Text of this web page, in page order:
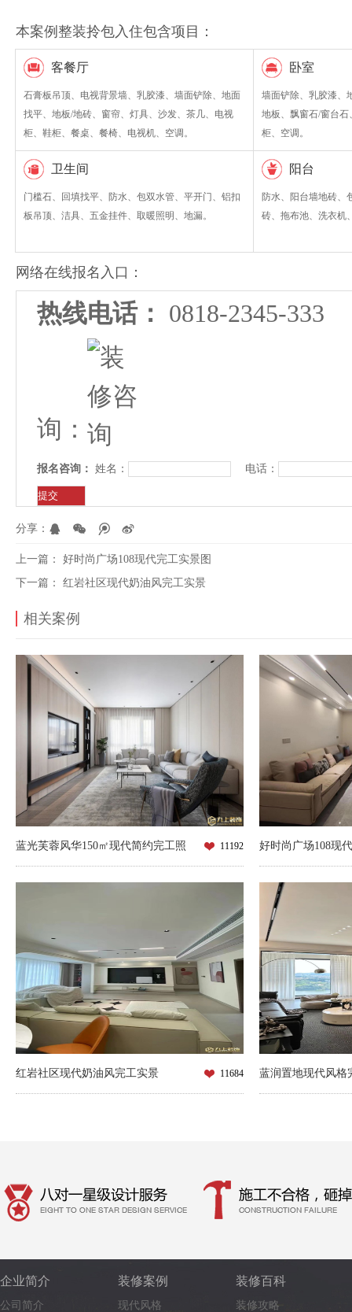
本案例整装拎包入住包含项目：
客餐厅
石膏板吊顶、电视背景墙、乳胶漆、墙面铲除、地面
找平、地板/地砖、窗帘、灯具、沙发、茶几、电视
柜、鞋柜、餐桌、餐椅、电视机、空调。
卧室
墙面铲除、乳胶漆、
地板、飘窗石/窗台
柜、空调。
卫生间
门槛石、回填找平、防水、包双水管、平开门、铝扣
板吊顶、洁具、五金挂件、取暖照明、地漏。
阳台
防水、阳台墙地砖、
砖、拖布池、洗衣机
网络在线报名入口：
热线电话： 0818-2345-
询：
报名咨询： 姓名： 电话：
分享：
上一篇： 好时尚广场108现代完工实景图
下一篇： 红岩社区现代奶油风完工实景
相关案例
蓝光芙蓉风华150㎡现代简约完工照 11192 好时尚广场108现
红岩社区现代奶油风完工实景 11684 蓝润置地现代风格
企业简介
公司简介
装修案例
现代风格
装修百科
装修攻略